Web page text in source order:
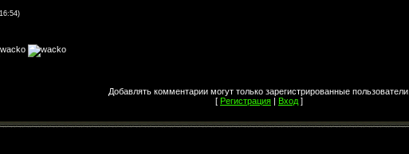
Добавлять комментарии могут только зарегистрированные пользователи.
[ Регистрация Вход ]